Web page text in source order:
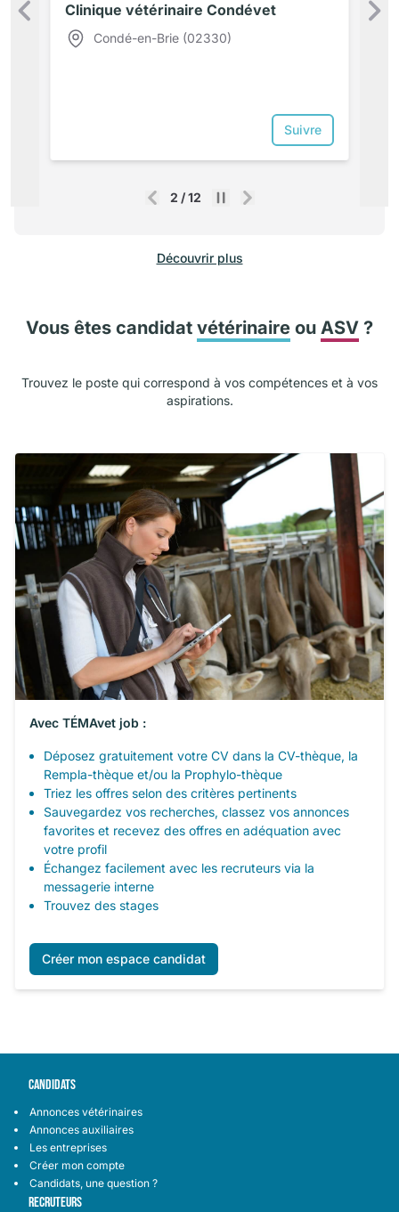
Clinique vétérinaire Condévet
Condé-en-Brie (02330)
Suivre
2 /12
Précédent
Découvrir plus
Vous êtes candidat vétérinaire ou ASV ?
Trouvez le poste qui correspond à vos compétences et à vos
aspirations.
Avec TÉMAvet job :
Déposez gratuitement votre CV dans la CV-thèque, la
Rempla-thèque et/ou la Prophylo-thèque
Triez les offres selon des critères pertinents
Sauvegardez vos recherches, classez vos annonces
favorites et recevez des offres en adéquation avec
votre profil
Échangez facilement avec les recruteurs via la
messagerie interne
Trouvez des stages
Créer mon espace candidat
CANDIDATS
Annonces vétérinaires
Annonces auxiliaires
Les entreprises
Créer mon compte
Candidats, une question ?
RECRUTEURS